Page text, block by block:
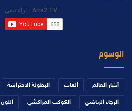
الوسوم
أخبار العالم ألعاب البطولة الاحترافية
الرجاء الرياضي الكوكب المراكشي اللون